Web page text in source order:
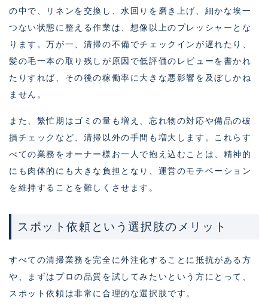
の中で、リネンを交換し、水回りを磨き上げ、細かな埃一
つない状態に整える作業は、想像以上のプレッシャーとな
ります。万が一、清掃の不備でチェックインが遅れたり、
髪の毛一本の取り残しが原因で低評価のレビューを書かれ
たりすれば、その後の稼働率に大きな悪影響を及ぼしかね
ません。
また、繁忙期はゴミの量も増え、忘れ物の対応や備品の破
損チェックなど、清掃以外の手間も増大します。これらす
べての業務をオーナー様お一人で抱え込むことは、精神的
にも肉体的にも大きな負担となり、運営のモチベーション
を維持することを難しくさせます。
スポット依頼という選択肢のメリット
すべての清掃業務を完全に外注化することに抵抗がある方
や、まずはプロの品質を試してみたいという方にとって、
スポット依頼は非常に合理的な選択肢です。